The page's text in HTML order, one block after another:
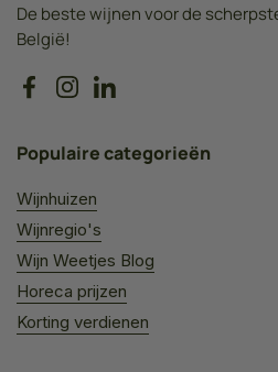
De beste wijnen voor de
België!
Facebook
InstagramLinkedIn
Populaire categorieën
Wijnhuizen
Wijnregio's
Wijn Weetjes Blog
Horeca prijzen
Korting verdienen